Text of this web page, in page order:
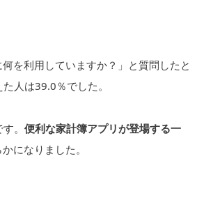
を利用していますか？」と質問したと
人は39.0％でした。
。 便利な家計簿アプリが登場する一
になりました。